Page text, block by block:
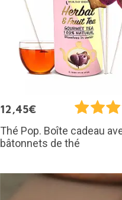
12,45€
Thé Pop. Boîte cadeau
bâtonnets de thé